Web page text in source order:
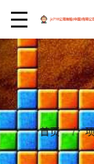
首页